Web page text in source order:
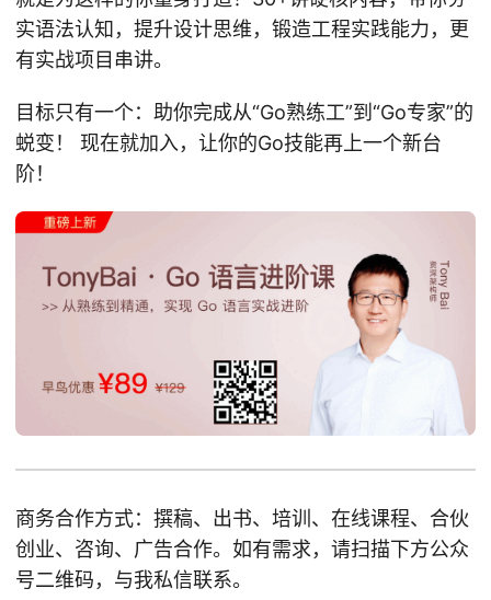
实语法认知，提升设计思维，锻造工程实践能力，更
有实战项目串讲。
目标只有一个：助你完成从“Go熟练工”到“Go专家”的
蜕变！ 现在就加入，让你的Go技能再上一个新台
阶！
商务合作方式：撰稿、出书、培训、在线课程、合伙
创业、咨询、广告合作。如有需求，请扫描下方公众
号二维码，与我私信联系。